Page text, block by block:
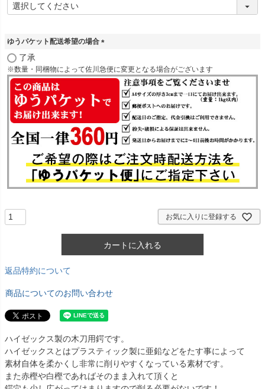
必
ゆうパケット配送希望の場合
必
須
了承
※数量・同梱物によって佐川急便に変更となる場合がございます
お気に入りに登録する
カートに入れる
返品特約について
商品についてのお問い合わせ
ハイゼックス製の木刀用鍔です。
ハイゼックスとはプラスティック製に亜鉛などをたす事によって
素材自体を柔かくし非常に削りやすくなっている素材です。
また赤樫や白樫であればそのまま入れて頂くと